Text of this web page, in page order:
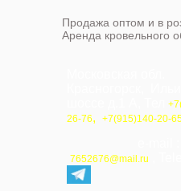
Продажа оптом и в
Аренда кровельного
26-76, +7(915)140-20-
7652676@mail.ru